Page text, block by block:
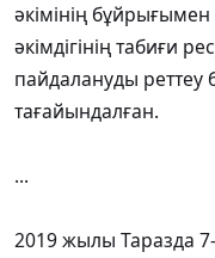
әкімінің
әкімдігінің табиғи
пайдалануды
тағайындалған.
...
2019 жылы Таразда